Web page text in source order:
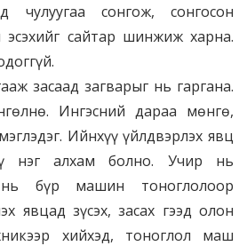
чулуугаа сонгож, сонгосон
эсэхийг сайтар шинжиж харна.
засаад загварыг нь гаргана.
Ингэсний дараа мөнгө,
Ийнхүү үйлдвэрлэх явц
нэг алхам болно. Учир нь
бүр машин тоноглолоор
явцад зүсэх, засах гээд олон
хийхэд, тоноглол маш